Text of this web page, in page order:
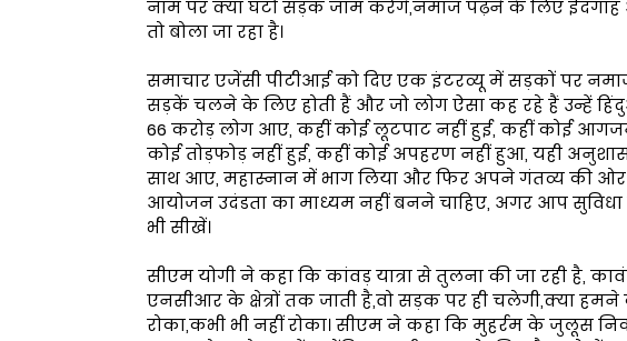
नाम पर क्या घंटों सड़क जाम करेंगे,नमाज पढ़ने के लिए
तो बोला जा रहा है।
समाचार एजेंसी पीटीआई को दिए एक इंटरव्यू में सड़कों पर
सड़कें चलने के लिए होती हैं और जो लोग ऐसा कह रहे हैं उन्हें
66 करोड़ लोग आए, कहीं कोई लूटपाट नहीं हुई, कहीं कोई
कोई तोड़फोड़ नहीं हुई, कहीं कोई अपहरण नहीं हुआ, यही
साथ आए, महास्नान में भाग लिया और फिर अपने गंतव्य की ओर
आयोजन उदंडता का माध्यम नहीं बनने चाहिए, अगर आप
भी सीखें।
सीएम योगी ने कहा कि कांवड़ यात्रा से तुलना की जा रही है,
एनसीआर के क्षेत्रों तक जाती है,वो सड़क पर ही चलेगी,क्या
रोका,कभी भी नहीं रोका। सीएम ने कहा कि मुहर्रम के जुलूस